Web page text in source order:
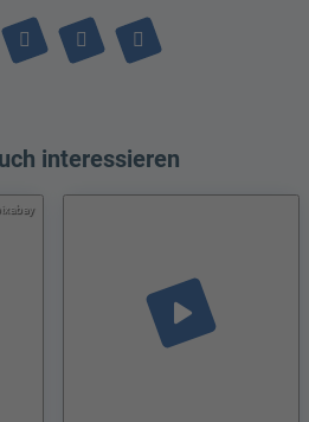
interessieren
play_arrow